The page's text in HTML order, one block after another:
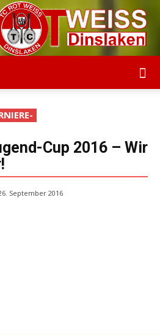
Weiss
Cup 2016 – Wir
September 2016